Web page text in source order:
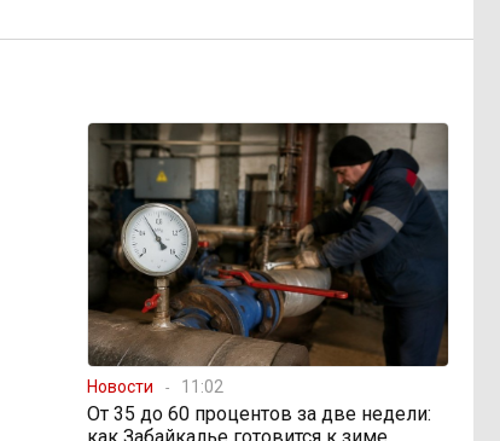
Новости 11:02
От 35 до 60 процентов за две недели:
как Забайкалье готовится к зиме